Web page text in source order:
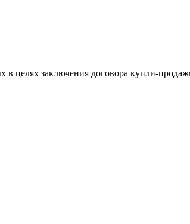
целях заключения договора купли-